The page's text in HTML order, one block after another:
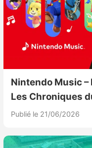
Nintendo Music –
Les Chroniques
Publié le 21/06/2026